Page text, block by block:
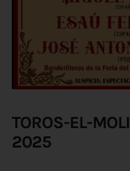
TOROS-EL-
2025